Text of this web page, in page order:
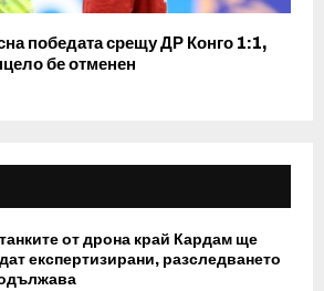
победата срещу ДР Конго 1:1,
бе отменен
от дрона край Кардам ще
експертизирани, разследването